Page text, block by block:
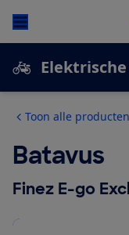
Toon alle producten
Batavus
Finez E-go